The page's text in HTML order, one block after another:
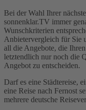
Bei der Wahl Ihrer
sonnenklar.TV immer
Wunschkriterien
Anbietervergleich für Sie
all die Angebote, die
letztendlich nur noch die
Angebot zu entscheiden.
Darf es eine Städtereise,
eine Reise nach Fernost
mehrere deutsche